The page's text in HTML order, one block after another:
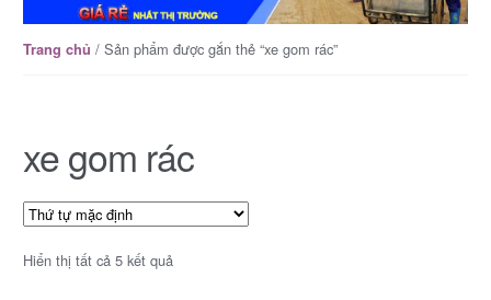
Trang chủ / Sản phẩm được gắn thẻ “xe gom rác”
xe gom rác
Hiển thị tất cả 5 kết quả